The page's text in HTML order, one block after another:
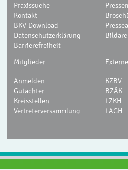
Praxissuche
Kontakt
BKV-Download
Datenschutzerklärung
Barrierefreiheit
Mitglieder
Anmelden
Gutachter
Kreisstellen
Vertreterversammlung
KZBV
BZÄK
LZKH
LAGH